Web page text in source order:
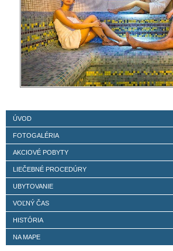
ÚVOD
FOTOGALÉRIA
AKCIOVÉ POBYTY
LIEČEBNÉ PROCEDÚRY
UBYTOVANIE
VOĽNÝ ČAS
HISTÓRIA
NA MAPE